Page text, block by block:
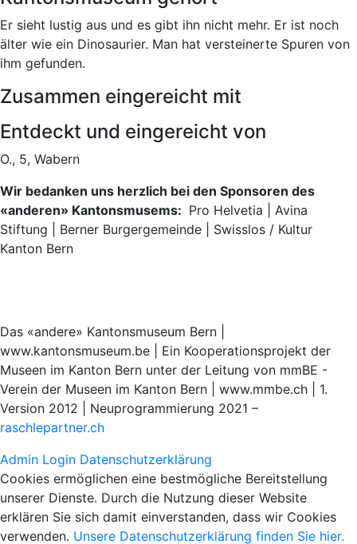
Er sieht lustig aus und es gibt ihn nicht mehr. Er ist noch
älter wie ein Dinosaurier. Man hat versteinerte Spuren von
ihm gefunden.
Zusammen eingereicht mit
Entdeckt und eingereicht von
O., 5, Wabern
Wir bedanken uns herzlich bei den Sponsoren des
«anderen» Kantonsmusems: Pro Helvetia | Avina
Stiftung | Berner Burgergemeinde | Swisslos / Kultur
Kanton Bern
Das «andere» Kantonsmuseum Bern |
www.kantonsmuseum.be | Ein Kooperationsprojekt der
Museen im Kanton Bern unter der Leitung von mmBE -
Verein der Museen im Kanton Bern | www.mmbe.ch | 1.
Version 2012 | Neuprogrammierung 2021 –
raschlepartner.ch
Admin Login Datenschutzerklärung
Cookies ermöglichen eine bestmögliche Bereitstellung
unserer Dienste. Durch die Nutzung dieser Website
erklären Sie sich damit einverstanden, dass wir Cookies
verwenden. Unsere Datenschutzerklärung finden Sie hier.